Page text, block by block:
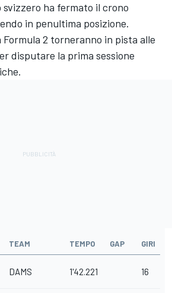
ha fermato il crono
in penultima posizione.
Formula 2 torneranno in pista alle
disputare la prima sessione
TEAM TEMPO GAP GIRI
DAMS 1'42.221 16